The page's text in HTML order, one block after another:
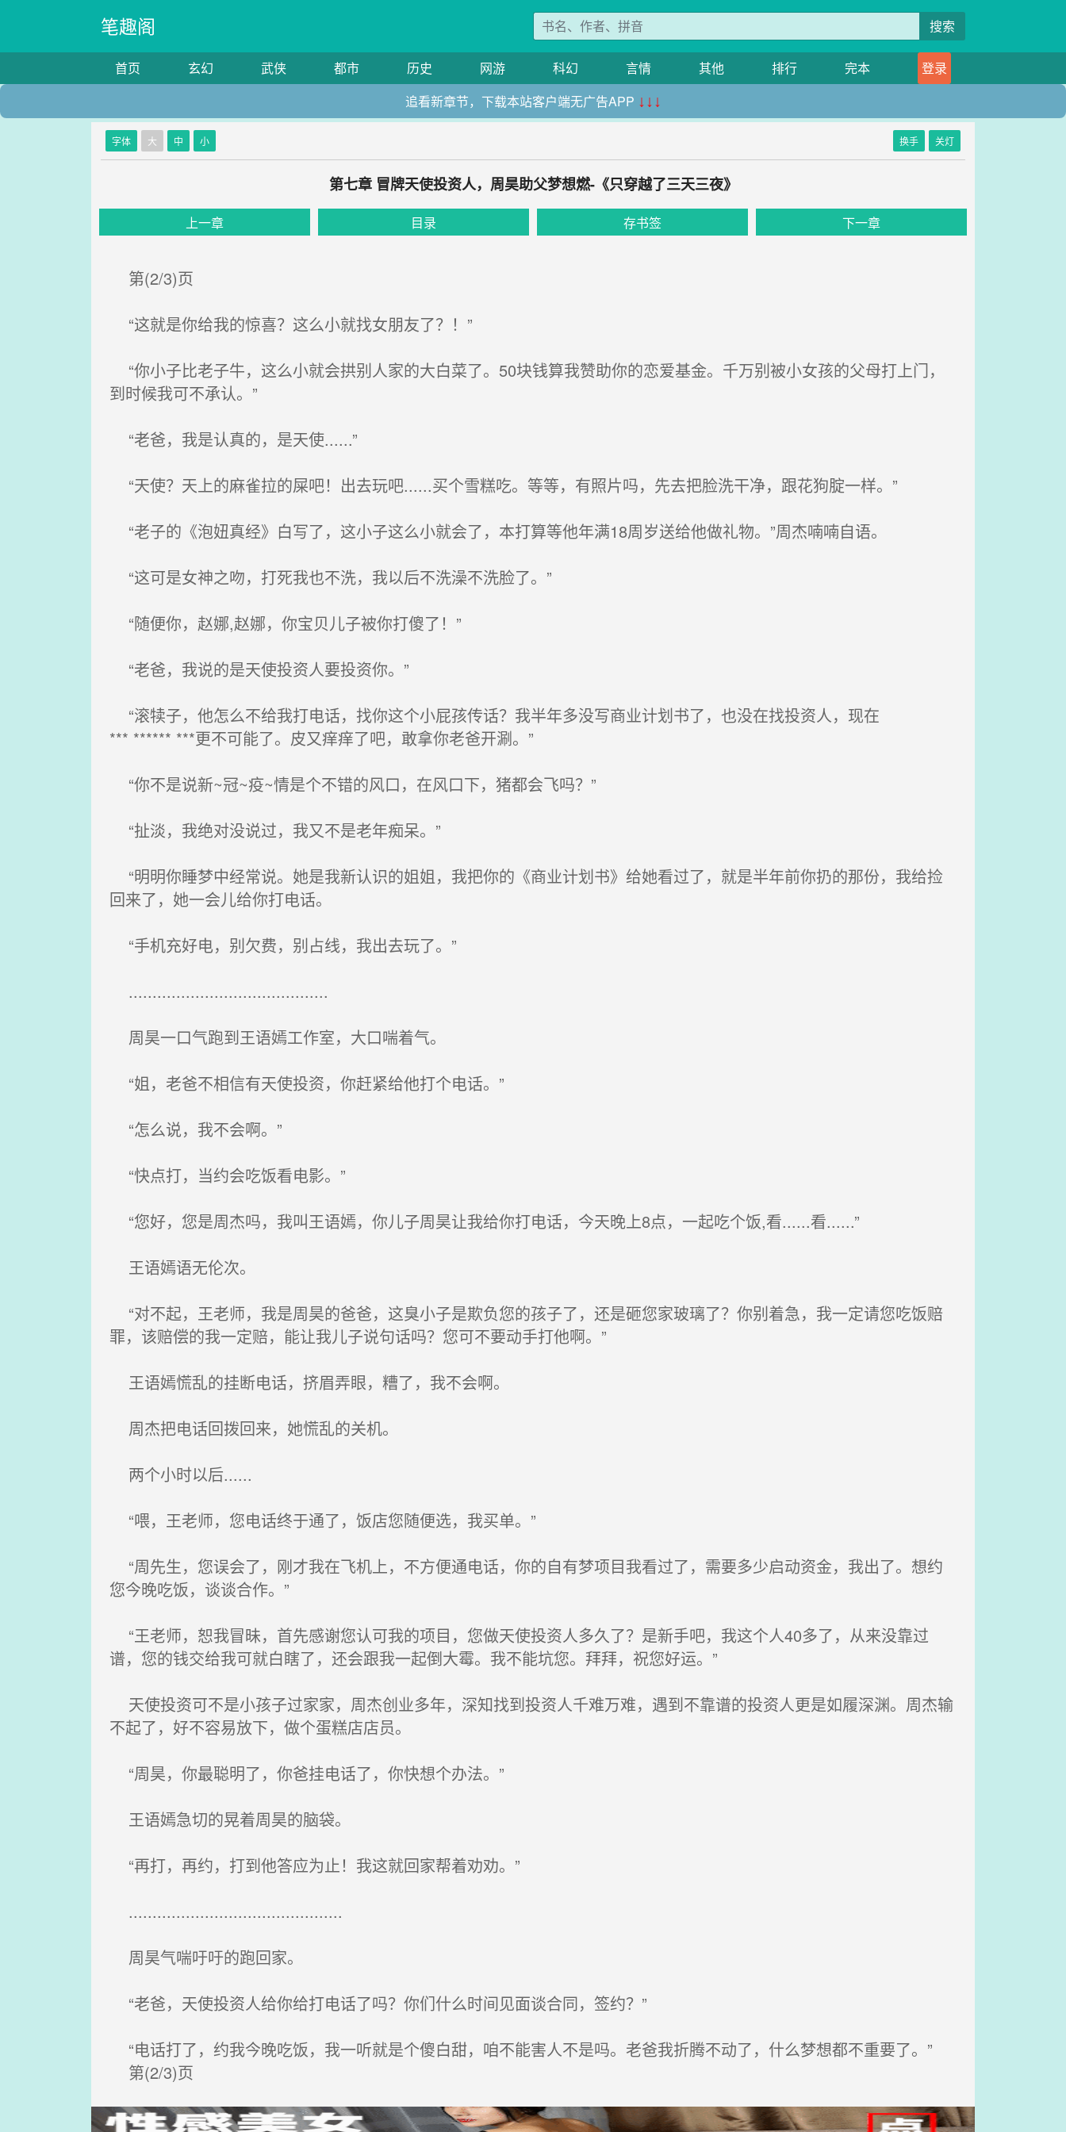
笔趣阁 搜索
首页 玄幻 武侠 都市 历史 网游 科幻 言情 其他 排行 完本
登录
追看新章节，下载本站客户端无广告APP ↓↓↓
字体 大 中 小 换手 关灯
第七章 冒牌天使投资人，周昊助父梦想燃-《只穿越了三天三夜》
上一章 目录 存书签 下一章
第(2/3)页
“这就是你给我的惊喜？这么小就找女朋友了？！”
“你小子比老子牛，这么小就会拱别人家的大白菜了。50块钱算我赞助你的恋爱基金。千万别被小女孩的父母打上门，
到时候我可不承认。”
“老爸，我是认真的，是天使......”
“天使？天上的麻雀拉的屎吧！出去玩吧......买个雪糕吃。等等，有照片吗，先去把脸洗干净，跟花狗腚一样。”
“老子的《泡妞真经》白写了，这小子这么小就会了，本打算等他年满18周岁送给他做礼物。”周杰喃喃自语。
“这可是女神之吻，打死我也不洗，我以后不洗澡不洗脸了。”
“随便你，赵娜,赵娜，你宝贝儿子被你打傻了！”
“老爸，我说的是天使投资人要投资你。”
“滚犊子，他怎么不给我打电话，找你这个小屁孩传话？我半年多没写商业计划书了，也没在找投资人，现在
*** ****** ***更不可能了。皮又痒痒了吧，敢拿你老爸开涮。”
“你不是说新~冠~疫~情是个不错的风口，在风口下，猪都会飞吗？”
“扯淡，我绝对没说过，我又不是老年痴呆。”
“明明你睡梦中经常说。她是我新认识的姐姐，我把你的《商业计划书》给她看过了，就是半年前你扔的那份，我给捡
回来了，她一会儿给你打电话。
“手机充好电，别欠费，别占线，我出去玩了。”
..........................................
周昊一口气跑到王语嫣工作室，大口喘着气。
“姐，老爸不相信有天使投资，你赶紧给他打个电话。”
“怎么说，我不会啊。”
“快点打，当约会吃饭看电影。”
“您好，您是周杰吗，我叫王语嫣，你儿子周昊让我给你打电话，今天晚上8点，一起吃个饭,看......看......”
王语嫣语无伦次。
“对不起，王老师，我是周昊的爸爸，这臭小子是欺负您的孩子了，还是砸您家玻璃了？你别着急，我一定请您吃饭赔
罪，该赔偿的我一定赔，能让我儿子说句话吗？您可不要动手打他啊。”
王语嫣慌乱的挂断电话，挤眉弄眼，糟了，我不会啊。
周杰把电话回拨回来，她慌乱的关机。
两个小时以后......
“喂，王老师，您电话终于通了，饭店您随便选，我买单。”
“周先生，您误会了，刚才我在飞机上，不方便通电话，你的自有梦项目我看过了，需要多少启动资金，我出了。想约
您今晚吃饭，谈谈合作。”
“王老师，恕我冒昧，首先感谢您认可我的项目，您做天使投资人多久了？是新手吧，我这个人40多了，从来没靠过
谱，您的钱交给我可就白瞎了，还会跟我一起倒大霉。我不能坑您。拜拜，祝您好运。”
天使投资可不是小孩子过家家，周杰创业多年，深知找到投资人千难万难，遇到不靠谱的投资人更是如履深渊。周杰输
不起了，好不容易放下，做个蛋糕店店员。
“周昊，你最聪明了，你爸挂电话了，你快想个办法。”
王语嫣急切的晃着周昊的脑袋。
“再打，再约，打到他答应为止！我这就回家帮着劝劝。”
.............................................
周昊气喘吁吁的跑回家。
“老爸，天使投资人给你给打电话了吗？你们什么时间见面谈合同，签约？”
“电话打了，约我今晚吃饭，我一听就是个傻白甜，咱不能害人不是吗。老爸我折腾不动了，什么梦想都不重要了。”
第(2/3)页